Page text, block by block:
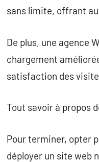
sans limite, offrant
De plus, une agence
chargement
satisfaction des
Tout savoir à propos
Pour terminer, opter
déployer un site web